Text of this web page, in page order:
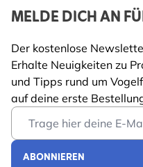
MELDE DICH AN
Der kostenlose
Erhalte Neuigkeiten zu
und Tipps rund um
auf deine erste
Email Address
ABONNIEREN